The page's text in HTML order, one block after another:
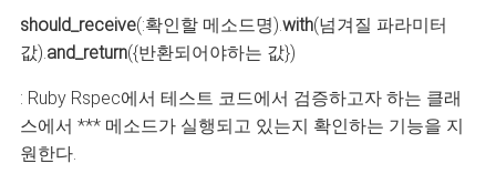
should_receive(:확인할 메소드명).with(넘겨질 파라미터
값).and_return({반환되어야하는 값})
: Ruby Rspec에서 테스트 코드에서 검증하고자 하는 클래
스에서 *** 메소드가 실행되고 있는지 확인하는 기능을 지
원한다.